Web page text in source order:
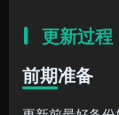
更新过程
前期准备